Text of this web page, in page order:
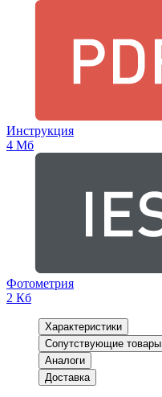
Инструкция
4 Мб
Фотометрия
2 Кб
Характеристики
Сопутствующие товары
Аналоги
Доставка